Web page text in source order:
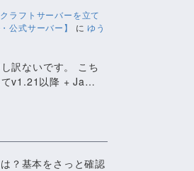
ラフトサーバーを立て
公式サーバー】
にゆう
訳ないです。 こち
てv1.21以降 + Ja…
？基本をさっと確認